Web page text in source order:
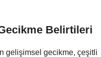
Belirtileri
gelişimsel gecikme, çeşitli